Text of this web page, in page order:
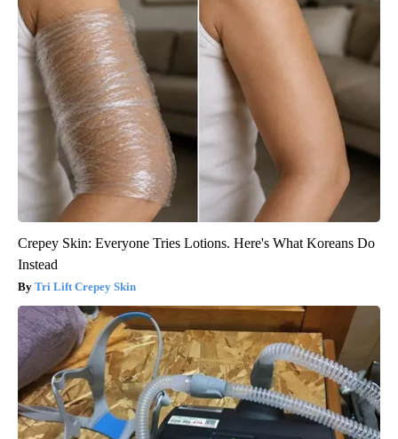
Crepey Skin: Everyone Tries Lotions. Here's What Koreans Do
Instead
Tri Lift Crepey Skin